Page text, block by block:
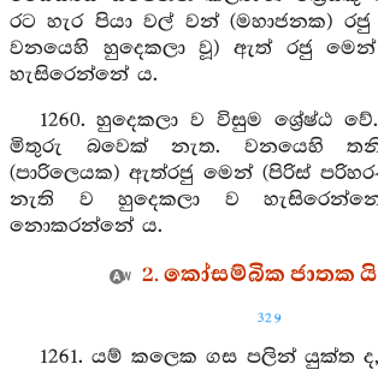
රට හැර පියා වල් වන් (මහාජනක) රජු
වනයෙහි හුදෙකලා වූ) ඇත් රජු මෙන්
හැසිරෙන්නේ ය.
1260. හුදෙකලා ව විසුම ශ්‍රේෂ්ඨ
මිතුරු බවෙක් නැත. වනයෙහි
(පාරිලෙයක) ඇත්රජු මෙන් (පිරිස්
නැති ව හුදෙකලා ව හැසිරෙන්නේ
නොකරන්නේ ය.
2. කෝසම්බික ජාතක
329
1261. යම් කලෙක ගස පලින් යුක්ත